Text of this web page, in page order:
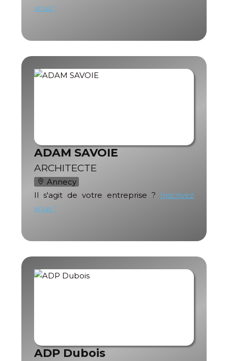
vous !
ADAM SAVOIE
ARCHITECTE
Annecy
Il s'agit de votre entreprise ?
Inscrivez
vous !
ADP Dubois